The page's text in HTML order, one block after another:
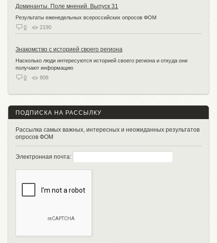
Доминанты. Поле мнений. Выпуск 31
Результаты еженедельных всероссийских опросов ФОМ
0
2190
Знакомство с историей своего региона
Насколько люди интересуются историей своего региона и откуда они
получают информацию
0
808
ПОДПИСКА НА РАССЫЛКУ
Рассылка самых важных, интересных и неожиданных результатов
опросов ФОМ
Электронная почта: